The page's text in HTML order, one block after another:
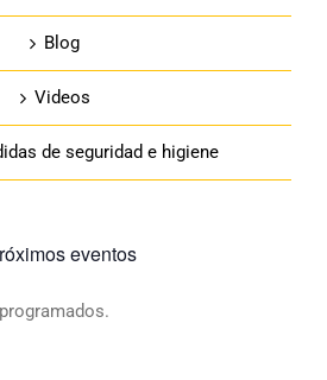
Blog
Videos
de seguridad e higiene
eventos